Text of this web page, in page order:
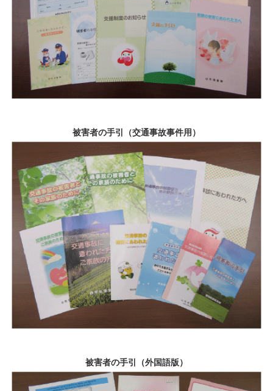
被害者の手引（交通事故事件用）
被害者の手引（外国語版）